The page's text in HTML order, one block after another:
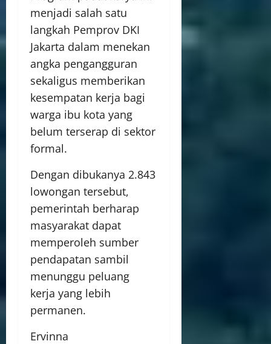
menjadi salah satu
langkah Pemprov DKI
Jakarta dalam menekan
angka pengangguran
sekaligus memberikan
kesempatan kerja bagi
warga ibu kota yang
belum terserap di sektor
formal.
Dengan dibukanya 2.843
lowongan tersebut,
pemerintah berharap
masyarakat dapat
memperoleh sumber
pendapatan sambil
menunggu peluang
kerja yang lebih
permanen.
Ervinna